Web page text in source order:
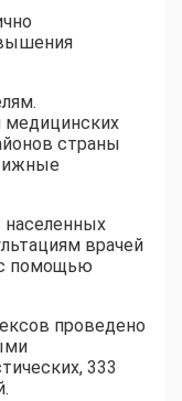
медицинских
страны
населенных
врачей
помощью
проведено
333